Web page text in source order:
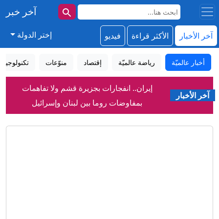
آخر خبر
آخر الأخبار الأكثر قراءة فيديو إختر الدولة
أخبار عالميّة رياضة عالميّة إقتصاد منوّعات تكنولوجيا
آخر الأخبار
إيران.. انفجارات بجزيرة قشم ولا تفاهمات
بمفاوضات روما بين لبنان وإسرائيل
"الأمر سابق لأوانه".. ترامب يرفض تأييد